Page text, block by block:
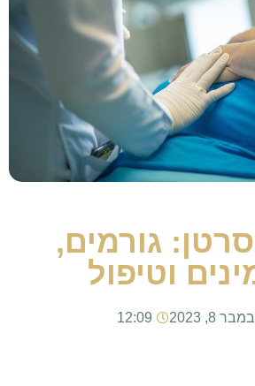
גורמים,
וטיפול
8, 2023
12:09